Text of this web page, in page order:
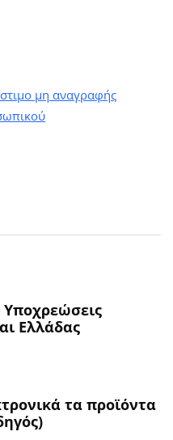
μη αναγραφής
Υποχρεώσεις
Ελλάδας
τα προϊόντα